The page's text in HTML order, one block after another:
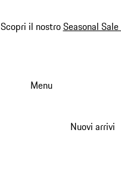
Scopri il nostroSeasonal
Menu
Nuovi arrivi